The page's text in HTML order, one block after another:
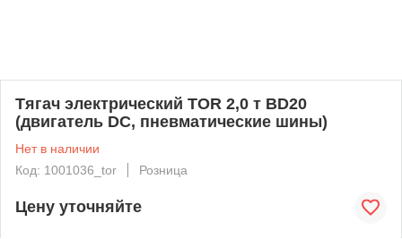
Тягач электрический TOR 2,0 т BD20
(двигатель DC, пневматические шины)
Нет в наличии
Код: 1001036_tor
Розница
Цену уточняйте